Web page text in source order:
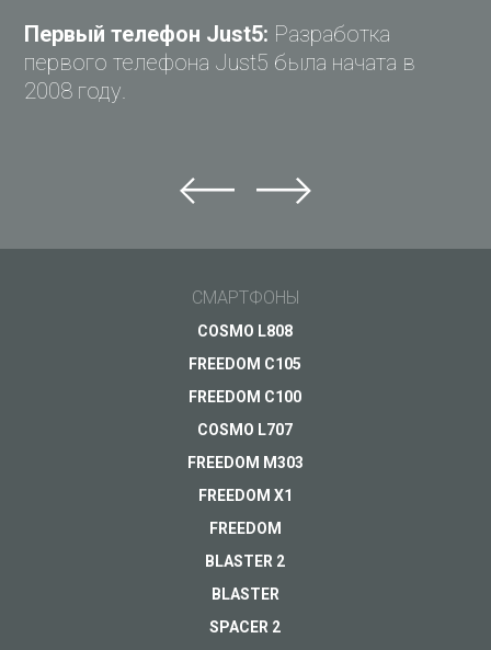
Современный 4G
металлическом
Не можете найти ответ?
Первый телефон Just5: Разработка
первого телефона Just5 была начата в
2008 году.
СМАРТФОНЫ
COSMO L808
FREEDOM C105
FREEDOM C100
COSMO L707
FREEDOM M303
FREEDOM X1
FREEDOM
BLASTER 2
BLASTER
SPACER 2